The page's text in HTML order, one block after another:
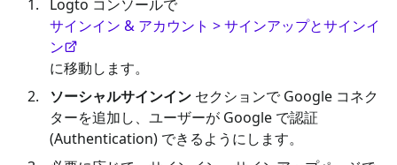
Logto コンソールで
サインイン & アカウント > サインアップとサインイ
ン
に移動します。
ソーシャルサインイン セクションで Google コネク
ターを追加し、ユーザーが Google で認証
(Authentication) できるようにします。